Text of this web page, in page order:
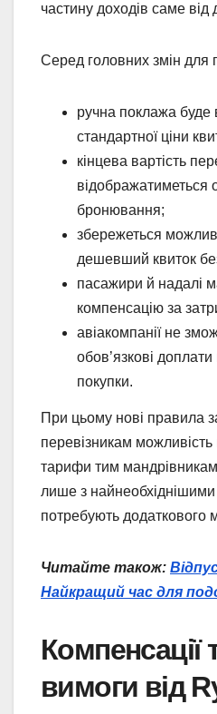
частину доходів саме від
Серед головних змін для
ручна поклажа буде
стандартної ціни
кінцева вартість
відображатиметься
бронювання;
збережеться
дешевший квиток
пасажири й надалі
компенсацію за
авіакомпанії не
обов’язкові
покупки.
При цьому нові правила
перевізникам
тарифи тим
лише з
потребують додаткового
Читайте також:
Найкращий час для
Компенсації
вимоги від